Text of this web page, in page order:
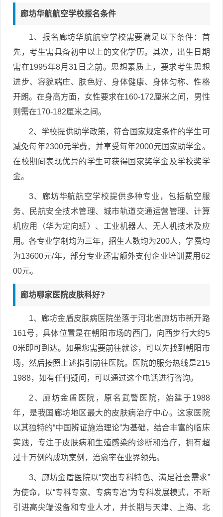
廊坊华航航空学校报名条件
1、报名廊坊华航航空学校需要满足以下条件：首
先，考生需具备初中以上的文化学历。其次，出生日期
需在1995年8月31日之前。思想素质上，要求考生思想
进步、容貌端庄、肤色好、身体健康、身体匀称、性格
开朗。在身高方面，女性要求在160-172厘米之间，男性
则需在170-182厘米之间。
2、学校提供助学政策，符合国家规定条件的学生可
减免每年2300元学费，并享受每年2000元国家助学金。
在校期间表现优异的学生可获得国家奖学金及学校奖学
金。
3、廊坊华航航空学校提供多种专业，包括航空服
务、民航安全技术管理、城市轨道交通运营管理、计算
机应用（华为定向班）、工业机器人、无人机技术及应
用。各专业学制均为三年，招生人数均为200人，学费均
为13600元/年，部分专业还需额外支付企业培训费用62
00元。
廊坊哪家医院皮肤科好?
1、廊坊金盾皮肤病医院坐落于河北省廊坊市新开路
161号，具体位置是在朝阳市场的西门，向西步行大约5
0米即可到达。如果您需要前往就诊，可以先找到朝阳市
场，然后按照上述指引前往医院。医院的服务热线是215
1988，如有任何疑问，可以通过这个电话进行咨询。
2、廊坊金盾医院，原名武警医院，始建于1988
年，是我国廊坊地区最大的皮肤病治疗中心。这家医院
以其独特的“中国辨证施治理论”为基础，结合丰富的临床
实践，专注于皮肤病和生殖感染的诊断和治疗，拥有超
过十万例的成功案例，治愈率在业界领先。
3、廊坊金盾医院以“突出专科特色、满足社会需求”
为使命，以“专科专家、专病专冶”为专科发展模式，不断
引进高尖端设备和专业人才，并长期与天津、上海、北